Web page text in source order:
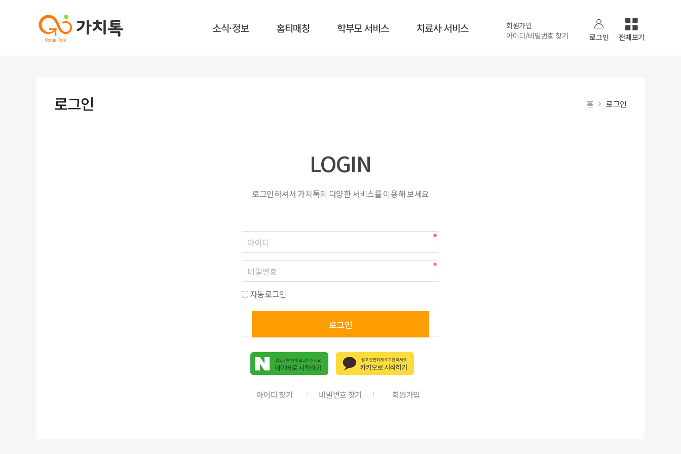
소식·정보 홈티매칭 학부모 서비스 치료사 서비스
회원가입
아이디/비밀번호 찾기
로그인 전체보기
로그인 홈 로그인
LOGIN
로그인하셔서 가치톡의 다양한 서비스를 이용해 보세요
자동로그인
로그인
아이디 찾기 비밀번호 찾기 회원가입